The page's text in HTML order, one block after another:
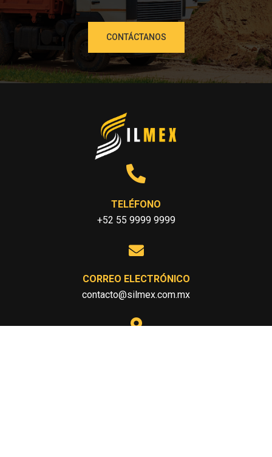
CONTÁCTANOS
TELÉFONO
+52 55 9999 9999
CORREO ELECTRÓNICO
contacto@silmex.com.mx